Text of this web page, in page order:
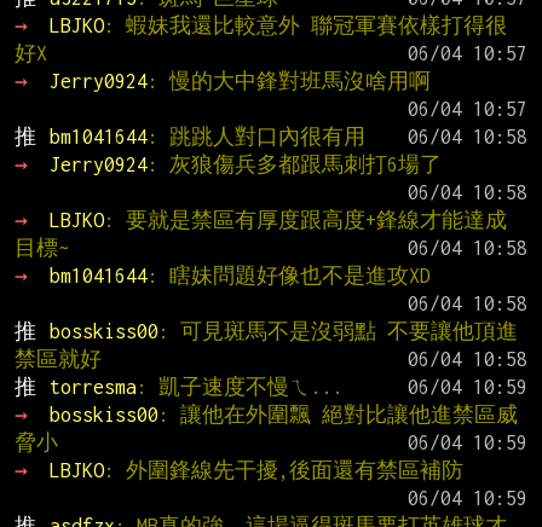
→
LBJKO: 蝦妹我還比較意外 聯冠軍賽依樣打得很
好X
→
Jerry0924: 慢的大中鋒對班馬沒啥用啊
推
bm1041644: 跳跳人對口內很有用
→
Jerry0924: 灰狼傷兵多都跟馬刺打6場了
→
LBJKO: 要就是禁區有厚度跟高度+鋒線才能達成
目標~
→
bm1041644: 瞎妹問題好像也不是進攻XD
推
bosskiss00 : 可見斑馬不是沒弱點 不要讓他頂進
禁區就好
推
torresma: 凱子速度不慢ㄟ...
→
bosskiss00 : 讓他在外圍飄 絕對比讓他進禁區威
脅小
→
LBJKO: 外圍鋒線先干擾,後面還有禁區補防